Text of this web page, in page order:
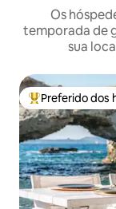
Os
temporada de
sua
Entre os
Preferido dos